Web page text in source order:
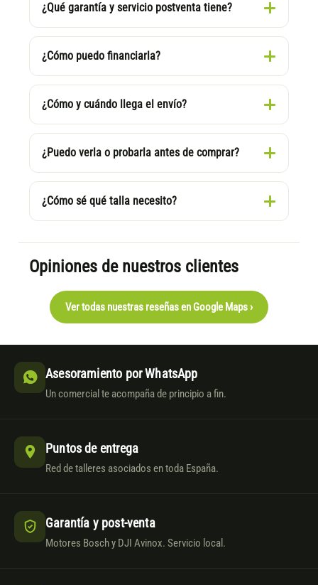
¿Qué garantía y servicio postventa tiene?
¿Cómo puedo financiarla?
¿Cómo y cuándo llega el envío?
¿Puedo verla o probarla antes de comprar?
¿Cómo sé qué talla necesito?
Opiniones de nuestros clientes
Ver todas nuestras reseñas en Google Maps ›
Asesoramiento por WhatsApp
Un comercial te acompaña de principio a fin.
Puntos de entrega
Red de talleres asociados en toda España.
Garantía y post-venta
Motores Bosch y DJI Avinox. Servicio local.